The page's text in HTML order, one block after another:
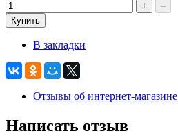
+
–
Купить
В закладки
Отзывы об интернет-магазине
Написать отзыв